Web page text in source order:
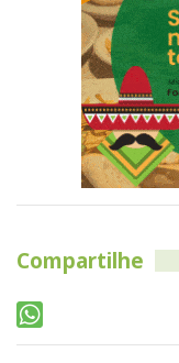
Compartilhe